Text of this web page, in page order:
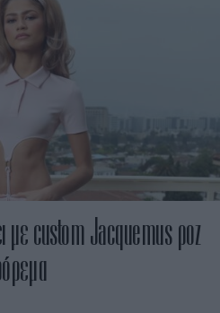
με custom Jacquemus ροζ